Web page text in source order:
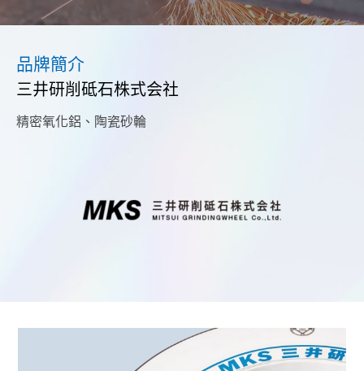
品牌簡介
三井研削砥石株式会社
精密氧化鋁、陶瓷砂輪